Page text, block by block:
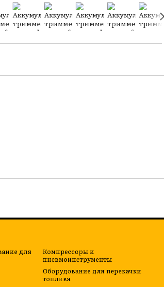
для
Компрессоры и
пневмоинструменты
Оборудование для перекачки
топлива